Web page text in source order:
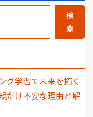
検
索
グ学習で未来を拓く
だけ不安な理由と解